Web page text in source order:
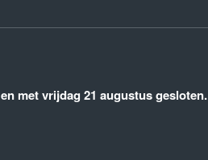
met vrijdag 21 augustus gesloten.